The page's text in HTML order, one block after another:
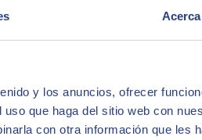
y los anuncios, ofrecer
que haga del sitio web con
con otra información que les